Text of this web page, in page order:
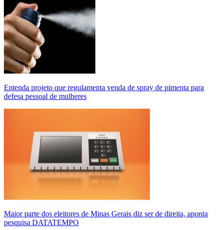
Entenda projeto que regulamenta venda de spray de pimenta para
defesa pessoal de mulheres
Maior parte dos eleitores de Minas Gerais diz ser de direita, aponta
pesquisa DATATEMPO